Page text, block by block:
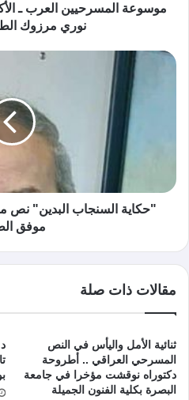
موسوعة المسرحيين العرب ـ
نوري مرزوك
"حكاية السنجاب البدين" نص
موفق
مقالات ذات صلة
ثنائية الأمل واليأس في النص
المسرحي العراقي .. أطروحة
دكتوراه نوقشت مؤخرا في جامعة
البصرة بكلية الفنون الجميلة